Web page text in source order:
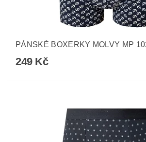
PÁNSKÉ BOXERKY MOLVY MP
249 Kč